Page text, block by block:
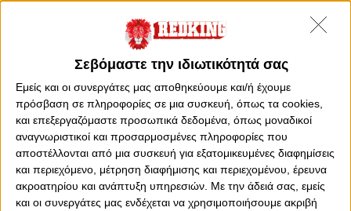
Σεβόμαστε την ιδιωτικότητά σας
Εμείς και οι συνεργάτες μας αποθηκεύουμε και/ή έχουμε
πρόσβαση σε πληροφορίες σε μια συσκευή, όπως τα cookies,
και επεξεργαζόμαστε προσωπικά δεδομένα, όπως μοναδικοί
αναγνωριστικοί και προσαρμοσμένες πληροφορίες που
αποστέλλονται από μια συσκευή για εξατομικευμένες διαφημίσεις
και περιεχόμενο, μέτρηση διαφήμισης και περιεχομένου, έρευνα
ακροατηρίου και ανάπτυξη υπηρεσιών. Με την άδειά σας, εμείς
και οι συνεργάτες μας ενδέχεται να χρησιμοποιήσουμε ακριβή
Τρίτη, 28 Νοεμβρίου 2023 - 19:15